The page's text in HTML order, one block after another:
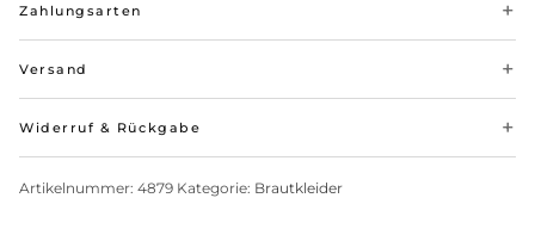
Zahlungsarten
Versand
Widerruf & Rückgabe
Artikelnummer: 4879 Kategorie: Brautkleider